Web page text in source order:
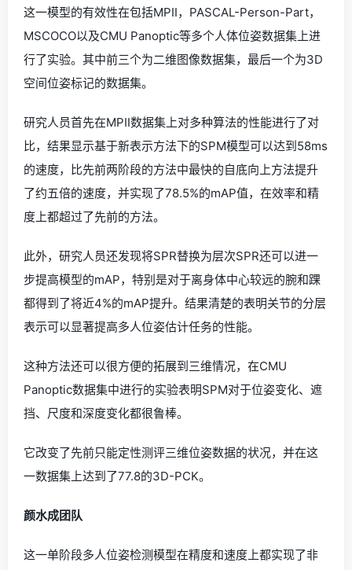
这一模型的有效性在包括MPII，PASCAL-Person-Part，
MSCOCO以及CMU Panoptic等多个人体位姿数据集上进
行了实验。其中前三个为二维图像数据集，最后一个为3D
空间位姿标记的数据集。
研究人员首先在MPII数据集上对多种算法的性能进行了对
比，结果显示基于新表示方法下的SPM模型可以达到58ms
的速度，比先前两阶段的方法中最快的自底向上方法提升
了约五倍的速度，并实现了78.5%的mAP值，在效率和精
度上都超过了先前的方法。
此外，研究人员还发现将SPR替换为层次SPR还可以进一
步提高模型的mAP，特别是对于离身体中心较远的腕和踝
都得到了将近4%的mAP提升。结果清楚的表明关节的分层
表示可以显著提高多人位姿估计任务的性能。
这种方法还可以很方便的拓展到三维情况，在CMU
Panoptic数据集中进行的实验表明SPM对于位姿变化、遮
挡、尺度和深度变化都很鲁棒。
它改变了先前只能定性测评三维位姿数据的状况，并在这
一数据集上达到了77.8的3D-PCK。
颜水成团队
这一单阶段多人位姿检测模型在精度和速度上都实现了非